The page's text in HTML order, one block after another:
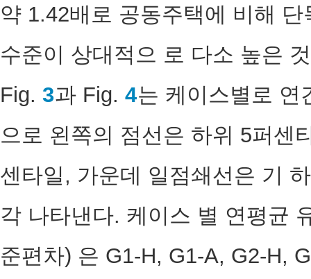
약 1.42배로 공동주택에 비해
수준이 상대적으 로 다소 높은
Fig. 3과 Fig. 4는 케이스별로 연
으로 왼쪽의 점선은 하위 5퍼센
센타일, 가운데 일점쇄선은 기
각 나타낸다. 케이스 별 연평균
준편차) 은 G1-H, G1-A, G2-H,